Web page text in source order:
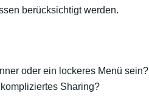
berücksichtigt werden.
oder ein lockeres Menü sein?
Sharing?